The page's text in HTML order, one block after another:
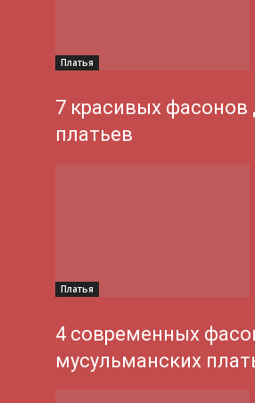
Платья
7 красивых
платьев
Платья
4 современных
мусульманских